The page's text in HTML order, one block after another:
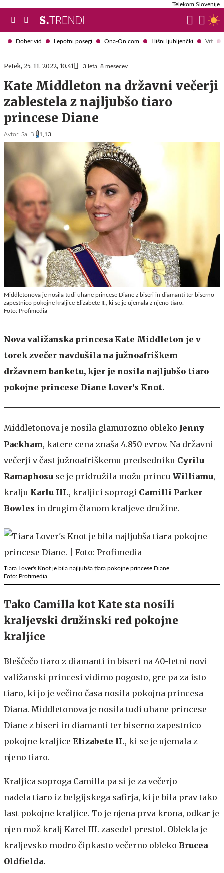
Dober vid Lepotni posegi Ona-On.com Hišni ljubljenčki Vrt
Telekom Slovenije
Petek, 25. 11. 2022, 10.41 3 leta, 8 mesecev
Kate Middleton na državni večerji
zablestela z najljubšo tiaro
princese Diane
Avtor: Sa. B. 1,13
Middletonova je nosila tudi uhane princese Diane z biseri in diamanti ter biserno
zapestnico pokojne kraljice Elizabete II., ki se je ujemala z njeno tiaro.
Foto: Profimedia
Nova valižanska princesa Kate Middleton je v
torek zvečer navdušila na južnoafriškem
državnem banketu, kjer je nosila najljubšo tiaro
pokojne princese Diane Lover's Knot.
Middletonova je nosila glamurozno obleko Jenny
Packham, katere cena znaša 4.850 evrov. Na državni
večerji v čast južnoafriškemu predsedniku Cyrilu
Ramaphosu se je pridružila možu princu Williamu,
kralju Karlu III., kraljici soprogi Camilli Parker
Bowles in drugim članom kraljeve družine.
Tiara Lover's Knot je bila najljubša tiara pokojne princese Diane.
Foto: Profimedia
Tako Camilla kot Kate sta nosili
kraljevski družinski red pokojne
kraljice
Bleščečo tiaro z diamanti in biseri na 40-letni novi
valižanski princesi vidimo pogosto, gre pa za isto
tiaro, ki jo je večino časa nosila pokojna princesa
Diana. Middletonova je nosila tudi uhane princese
Diane z biseri in diamanti ter biserno zapestnico
pokojne kraljice Elizabete II., ki se je ujemala z
njeno tiaro.
Kraljica soproga Camilla pa si je za večerjo
nadela tiaro iz belgijskega safirja, ki je bila prav tako
last pokojne kraljice. To je njena prva krona, odkar je
njen mož kralj Karel III. zasedel prestol. Oblekla je
kraljevsko modro čipkasto večerno obleko Brucea
Oldfielda.